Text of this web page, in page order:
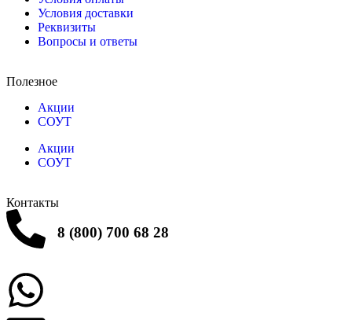
Условия доставки
Реквизиты
Вопросы и ответы
Полезное
Акции
СОУТ
Акции
СОУТ
Контакты
8 (800) 700 68 28